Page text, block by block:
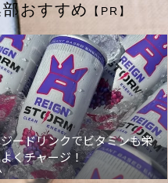
おすすめ 【PR】
ードリンクでビタミンも栄
くチャージ！